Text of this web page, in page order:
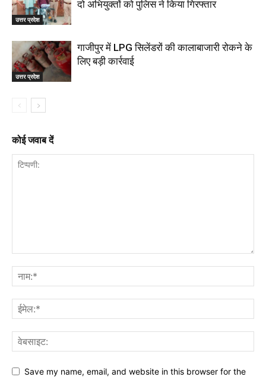
उत्तर प्रदेश
दो अभियुक्तों को पुलिस ने किया गिरफ्तार
उत्तर प्रदेश
गाजीपुर में LPG सिलेंडरों की कालाबाजारी रोकने के
लिए बड़ी कार्रवाई
कोई जवाब दें
Save my name, email, and website in this browser for the